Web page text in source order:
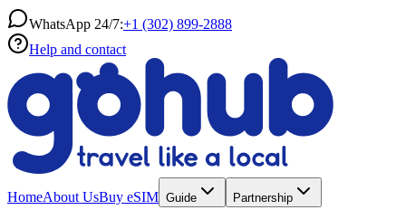
WhatsApp 24/7:+1 (302) 899-2888
Help and contact
HomeAbout UsBuy eSIM Guide Partnership